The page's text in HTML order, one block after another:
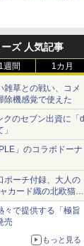
ズ 人気記事
1週間 1カ月
雑草との戦い、コメ
機感覚で使えた
クのセブン出資に「d
」のコラボドーナ
ポーチ付録、大人の
カード織の北欧猫デ
々で提供する「極旨
売
もっと見る